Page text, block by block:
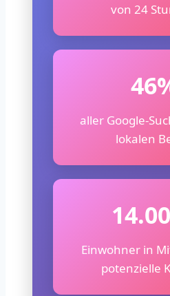
von 24
aller Google-
lokalen
Einwohner in
potenzielle